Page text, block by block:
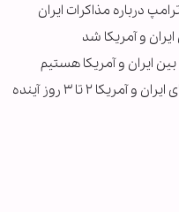
درباره مذاکرات ایران
و آمریکا شد
ایران و آمریکا هستیم
عراقچی: پیش‌نویس توافق هسته‌ای ایران و آمریکا ۲ تا ۳ روز آینده